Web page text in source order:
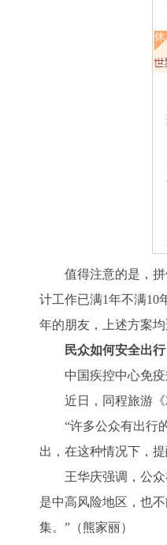
值得注意的是，拼假
计工作已满1年不满10
年的朋友，上述方案均
民众如何安全出行
中国疾控中心免疫
近日，同程旅游《
“许多公众有出行的
出，在这种情况下，
王华庆强调，公众
是中高风险地区，也
集。”（熊家丽）